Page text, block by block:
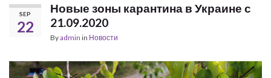
SEP
22
Новые зоны карантина в Украине с
21.09.2020
Byadmin in Новости